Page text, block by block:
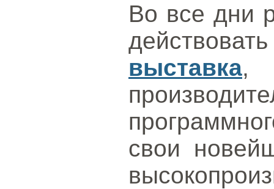
Во все дни
выставка,
свои